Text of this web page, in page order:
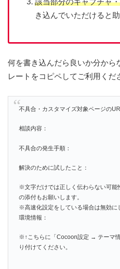
き込んでいただけると
何を書き込んだら良いか分から
レートをコピペしてご利用くだ
不具合・カスタマイズ対象ページの
相談内容：
不具合の発生手順：
解決のために試したこと：
※文字だけでは正しく伝わらない可能
の添付もお願いします。
※高速化設定をしている場合は無効に
環境情報：
※↑こちらに「Cocoon設定 → テーマ
り付けてください。